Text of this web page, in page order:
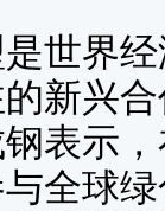
界经
新兴
表示
全球